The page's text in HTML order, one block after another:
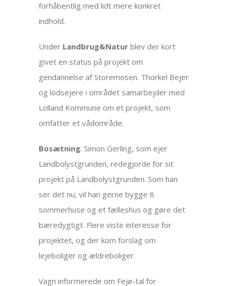
forhåbentlig med lidt mere konkret
indhold.
Under Landbrug&Natur blev der kort
givet en status på projekt om
gendannelse af Storemosen. Thorkel Bejer
og lodsejere i området samarbejder med
Lolland Kommune om et projekt, som
omfatter et vådområde.
Bosætning. Simon Gerling, som ejer
Landbolystgrunden, redegjorde for sit
projekt på Landbolystgrunden. Som han
ser det nu, vil han gerne bygge 6
sommerhuse og et fælleshus og gøre det
bæredygtigt. Flere viste interesse for
projektet, og der kom forslag om
lejeboliger og ældreboliger.
Vagn informerede om Fejø-tal for